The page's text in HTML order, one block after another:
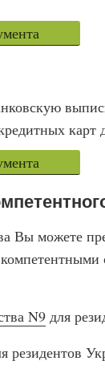
Вы можете
N9 для
резидентов